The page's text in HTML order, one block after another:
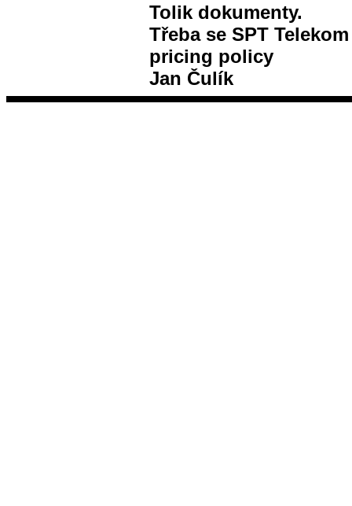
Tolik dokumenty.
Třeba se SPT
pricing policy
Jan Čulík